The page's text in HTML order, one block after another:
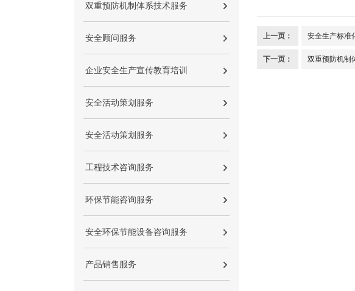
双重预防机制体系技术服务
安全顾问服务
企业安全生产宣传教育培训
安全活动策划服务
安全活动策划服务
工程技术咨询服务
环保节能咨询服务
安全环保节能设备咨询服务
产品销售服务
上一页： 安全生产标准
下一页： 双重预防机制